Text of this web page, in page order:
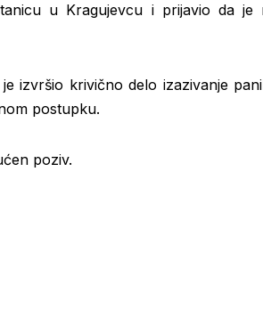
u Kragujevcu i prijavio da
izvršio krivično delo izazivanje
postupku.
poziv.